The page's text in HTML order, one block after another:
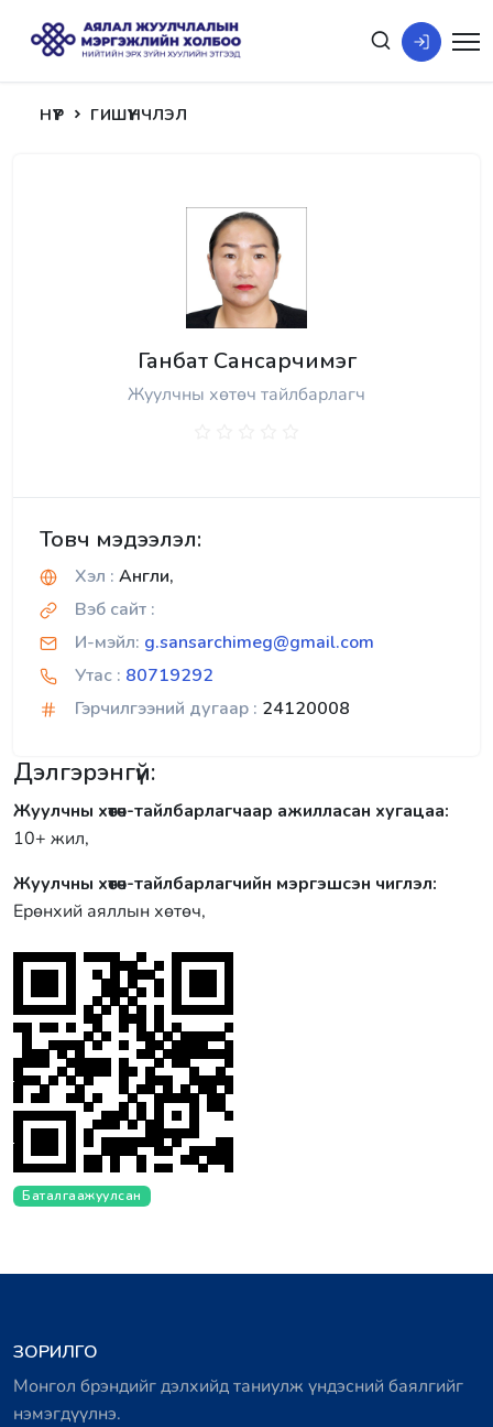
НҮҮР ГИШҮҮНЧЛЭЛ
Ганбат Сансарчимэг
Жуулчны хөтөч тайлбарлагч
Товч мэдээлэл:
Хэл : Англи,
Вэб сайт :
И-мэйл: g.sansarchimeg@gmail.com
Утас : 80719292
Гэрчилгээний дугаар : 24120008
Дэлгэрэнгүй:
Жуулчны хөтөч-тайлбарлагчаар ажилласан хугацаа:
10+ жил,
Жуулчны хөтөч-тайлбарлагчийн мэргэшсэн чиглэл:
Ерөнхий аяллын хөтөч,
Баталгаажуулсан
ЗОРИЛГО
Монгол брэндийг дэлхийд таниулж үндэсний баялгийг
нэмэгдүүлнэ.